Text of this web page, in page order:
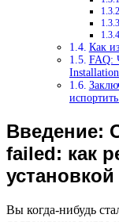
Как
FAQ:
Введение:
failed: как
Вы когда-нибудь